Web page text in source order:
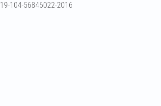
104-56846022-2016